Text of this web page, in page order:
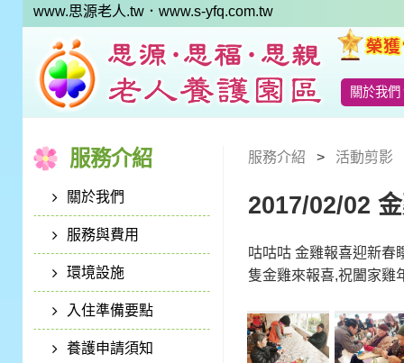
www.思源老人.tw ．www.s-yfq.com.tw
關於我們
服務介紹 活動剪影
2017/02/02
咕咕咕 金雞報喜迎新春
隻金雞來報喜,祝闔家雞
服務介紹
關於我們
服務與費用
環境設施
入住準備要點
養護申請須知